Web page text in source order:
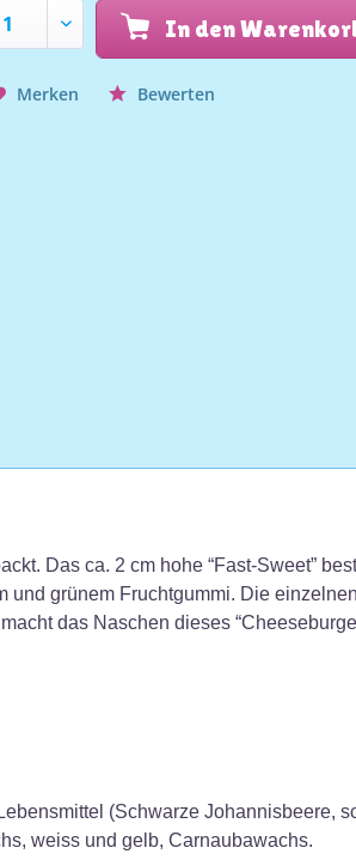
In den
Merken Bewerten
Das ca. 2 cm hohe “Fast-Sweet”
und grünem Fruchtgummi. Die
das Naschen dieses
(Schwarze Johannisbeere,
weiss und gelb, Carnaubawachs.